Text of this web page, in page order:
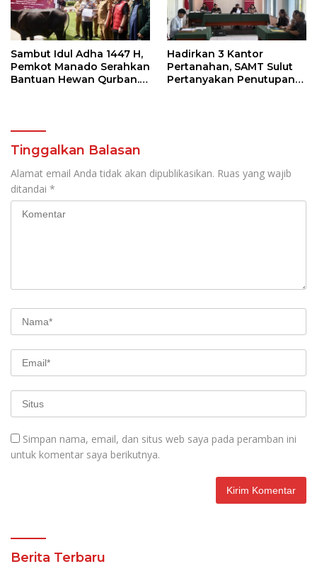
Sambut Idul Adha 1447 H,
Pemkot Manado Serahkan
Bantuan Hewan Qurban.
Hadirkan 3 Kantor
Pertanahan, SAMT Sulut
Pertanyakan Penutupan
Tinggalkan Balasan
Alamat email Anda tidak akan dipublikasikan. Ruas yang wajib
ditandai *
Simpan nama, email, dan situs web saya pada peramban ini
untuk komentar saya berikutnya.
Berita Terbaru